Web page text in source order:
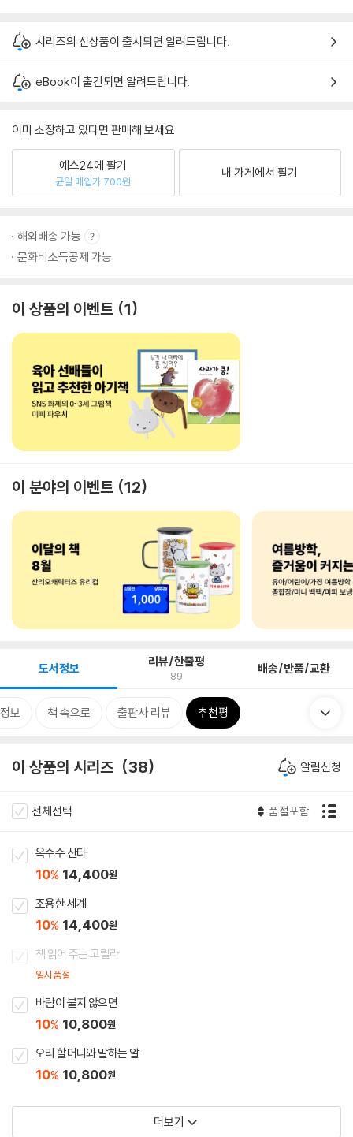
시리즈의 신상품이 출시되면 알려드립니다.
eBook이 출간되면 알려드립니다.
이미 소장하고 있다면 판매해 보세요.
예스24에 팔기
균일 매입가 700원
내 가게에서 팔기
해외배송 가능
문화비소득공제 가능
이 상품의 이벤트 1
이 분야의 이벤트 12
도서정보 리뷰/한줄평
89 배송/반품/교환
보 책 속으로 출판사 리뷰 추천평
이 상품의 시리즈 38 알림신청
전체선택 품절포함
옥수수 산타
10% 14,400원
조용한 세계
10% 14,400원
책 읽어 주는 고릴라
일시품절
바람이 불지 않으면
10% 10,800원
오리 할머니와 말하는 알
10% 10,800원
더보기